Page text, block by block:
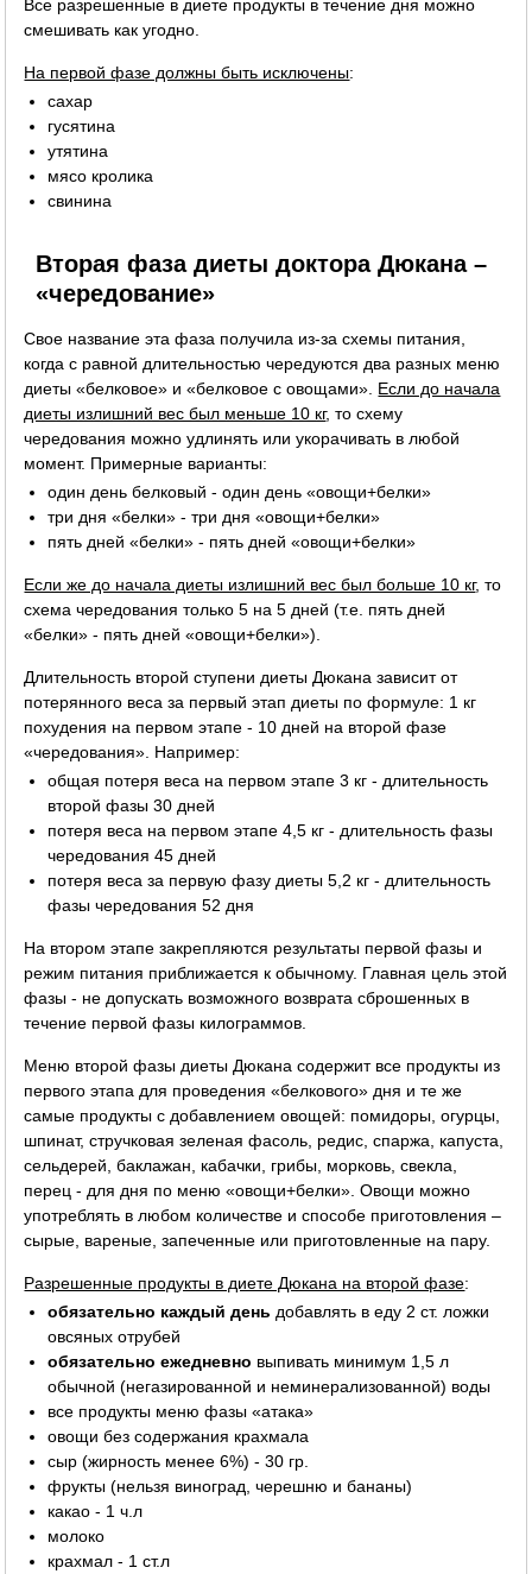
Все разрешенные в диете продукты в течение дня можно
смешивать как угодно.
На первой фазе должны быть исключены:
сахар
гусятина
утятина
мясо кролика
свинина
Вторая фаза диеты доктора Дюкана –
«чередование»
Свое название эта фаза получила из-за схемы питания,
когда с равной длительностью чередуются два разных меню
диеты «белковое» и «белковое с овощами». Если до начала
диеты излишний вес был меньше 10 кг, то схему
чередования можно удлинять или укорачивать в любой
момент. Примерные варианты:
один день белковый - один день «овощи+белки»
три дня «белки» - три дня «овощи+белки»
пять дней «белки» - пять дней «овощи+белки»
Если же до начала диеты излишний вес был больше 10 кг, то
схема чередования только 5 на 5 дней (т.е. пять дней
«белки» - пять дней «овощи+белки»).
Длительность второй ступени диеты Дюкана зависит от
потерянного веса за первый этап диеты по формуле: 1 кг
похудения на первом этапе - 10 дней на второй фазе
«чередования». Например:
общая потеря веса на первом этапе 3 кг - длительность
второй фазы 30 дней
потеря веса на первом этапе 4,5 кг - длительность фазы
чередования 45 дней
потеря веса за первую фазу диеты 5,2 кг - длительность
фазы чередования 52 дня
На втором этапе закрепляются результаты первой фазы и
режим питания приближается к обычному. Главная цель этой
фазы - не допускать возможного возврата сброшенных в
течение первой фазы килограммов.
Меню второй фазы диеты Дюкана содержит все продукты из
первого этапа для проведения «белкового» дня и те же
самые продукты с добавлением овощей: помидоры, огурцы,
шпинат, стручковая зеленая фасоль, редис, спаржа, капуста,
сельдерей, баклажан, кабачки, грибы, морковь, свекла,
перец - для дня по меню «овощи+белки». Овощи можно
употреблять в любом количестве и способе приготовления –
сырые, вареные, запеченные или приготовленные на пару.
Разрешенные продукты в диете Дюкана на второй фазе:
обязательно каждый день добавлять в еду 2 ст. ложки
овсяных отрубей
обязательно ежедневно выпивать минимум 1,5 л
обычной (негазированной и неминерализованной) воды
все продукты меню фазы «атака»
овощи без содержания крахмала
сыр (жирность менее 6%) - 30 гр.
фрукты (нельзя виноград, черешню и бананы)
какао - 1 ч.л
молоко
крахмал - 1 ст.л